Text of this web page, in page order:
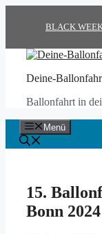
BLACK
Deine-
Ballonfahrt in
Menü
15.
Bonn 2024